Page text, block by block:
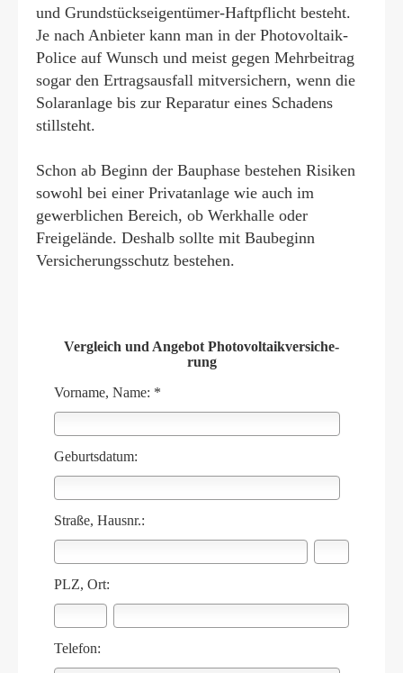
und Grundstückseigentümer-Haft­pflicht besteht.
Je nach Anbieter kann man in der Photovoltaik-
Police auf Wunsch und meist gegen Mehrbeitrag
sogar den Ertragsausfall mitver­sichern, wenn die
Solaranlage bis zur Reparatur eines Schadens
stillsteht.
Schon ab Beginn der Bauphase bestehen Risiken
sowohl bei einer Privatanlage wie auch im
gewerblichen Bereich, ob Werkhalle oder
Freigelände. Deshalb sollte mit Baubeginn
Versicherungsschutz bestehen.
Vergleich und Angebot Photo­voltaik­ver­si­che­
rung
Vorname, Name: *
Geburts­datum:
Straße, Hausnr.:
PLZ, Ort:
Telefon: